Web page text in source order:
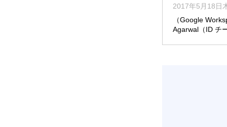
2017年5月18日
（Google
Agarwal（ID チ